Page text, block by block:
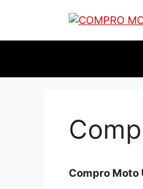
contenuto
Compro Moto